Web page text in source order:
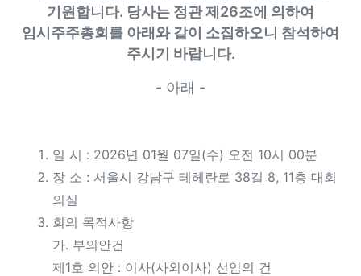
기원합니다. 당사는 정관 제26조에 의하여
임시주주총회를 아래와 같이 소집하오니 참석하여
주시기 바랍니다.
- 아래 -
일 시 : 2026년 01월 07일(수) 오전 10시 00분
장 소 : 서울시 강남구 테헤란로 38길 8, 11층 대회
의실
회의 목적사항
가. 부의안건
제1호 의안 : 이사(사외이사) 선임의 건